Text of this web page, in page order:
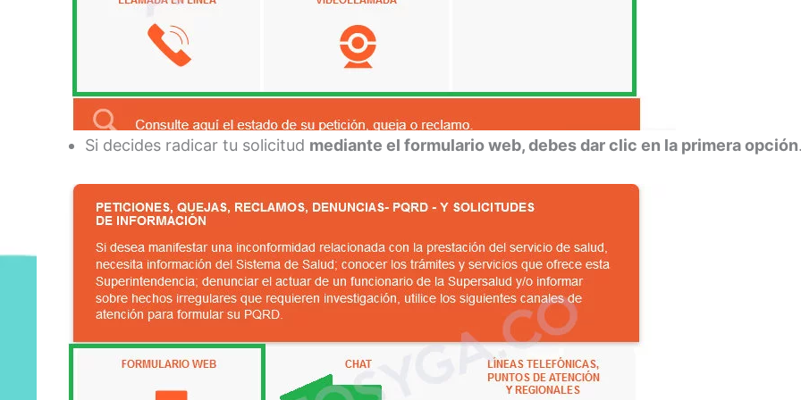
Si decides radicar tu solicitud mediante el formulario web, debes dar clic en la primera opción